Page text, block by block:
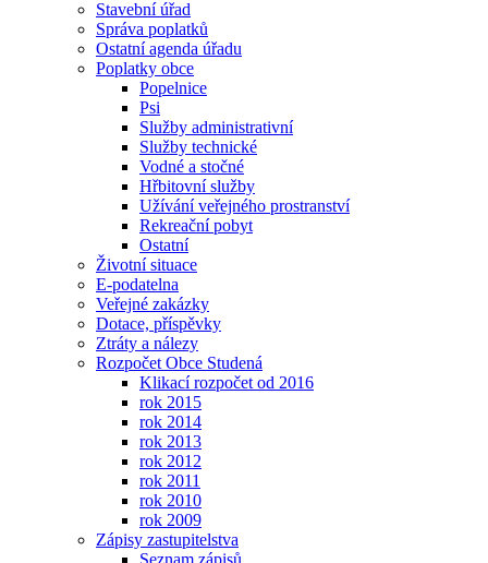
Stavební úřad
Správa poplatků
Ostatní agenda úřadu
Poplatky obce
Popelnice
Psi
Služby administrativní
Služby technické
Vodné a stočné
Hřbitovní služby
Užívání veřejného prostranství
Rekreační pobyt
Ostatní
Životní situace
E-podatelna
Veřejné zakázky
Dotace, příspěvky
Ztráty a nálezy
Rozpočet Obce Studená
Klikací rozpočet od 2016
rok 2015
rok 2014
rok 2013
rok 2012
rok 2011
rok 2010
rok 2009
Zápisy zastupitelstva
Seznam zápisů